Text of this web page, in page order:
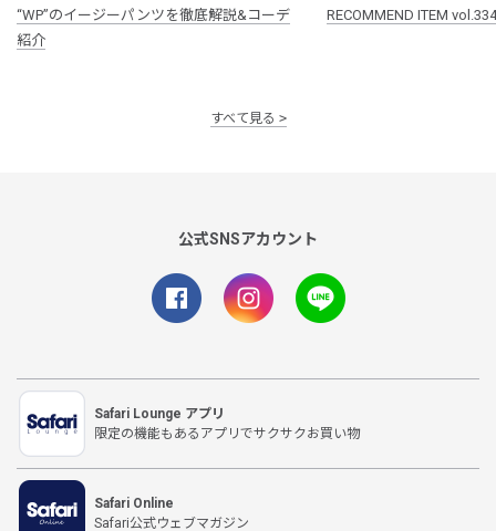
“WP”のイージーパンツを徹底解説&コーデ
紹介
RECOMMEND ITEM vol.334
すべて見る
公式SNSアカウント
Safari Lounge アプリ
限定の機能もあるアプリでサクサクお買い物
Safari Online
Safari公式ウェブマガジン